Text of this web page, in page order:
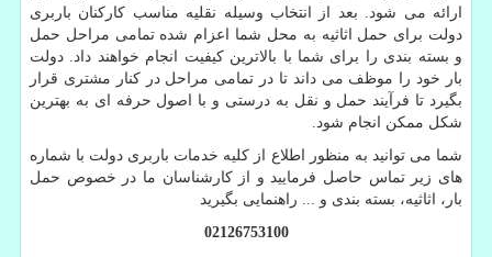
ارائه می شود. بعد از انتخاب وسیله نقلیه مناسب کارکنان باربری
دولت برای حمل اثاثیه به محل شما اعزام شده تمامی مراحل حمل
و بسته بندی را برای شما با بالاترین کیفیت انجام خواهند داد. دولت
بار خود را موظف می داند تا در تمامی مراحل در کنار مشتری قرار
بگیرد تا فرآیند حمل و نقل به درستی و با اصول حرفه ای به بهترین
شکل ممکن انجام شود
شما می توانید به منظور اطلاع از کلیه خدمات باربری دولت با شماره
های زیر تماس حاصل فرمایید و از کارشناسان ما در خصوص حمل
بار، اثاثیه، بسته بندی و ... راهنمایی بگیرید
02126753100